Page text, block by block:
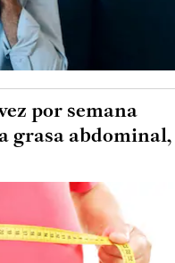
por semana
grasa abdominal,